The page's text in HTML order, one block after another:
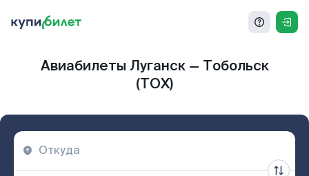
Авиабилеты Луганск — Тобольск
(TOX)